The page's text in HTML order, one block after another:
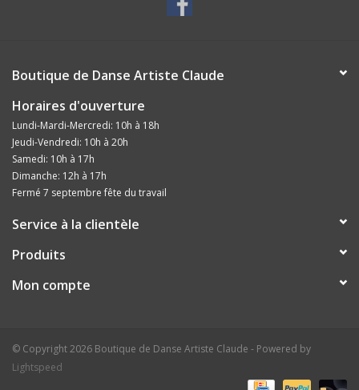
Boutique de Danse Artiste Claude
Horaires d'ouverture
Lundi-Mardi-Mercredi: 10h à 18h
Jeudi-Vendredi: 10h à 20h
Samedi: 10h à 17h
Dimanche: 12h à 17h
Fermé 7 septembre fête du travail
Service à la clientèle
Produits
Mon compte
© Copyright 2026 Boutique de Danse Artiste Claude - Powered by
Lightspeed